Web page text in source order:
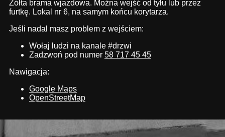
Żółta brama wjazdowa. Można wejść od tyłu lub przez
furtkę. Lokal nr 6, na samym końcu korytarza.
Jeśli nadal masz problem z wejściem:
Wołaj ludzi na kanale #drzwi
Zadzwoń pod numer 58 717 45 45
Nawigacja:
Google Maps
OpenStreetMap